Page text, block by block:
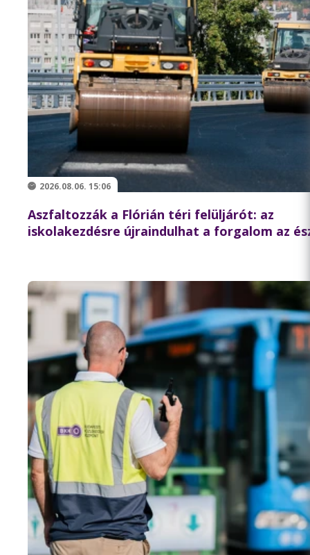
2026.08.06. 15:06
Aszfaltozzák a Flórián téri felüljárót: az
iskolakezdésre újraindulhat a forgalom az